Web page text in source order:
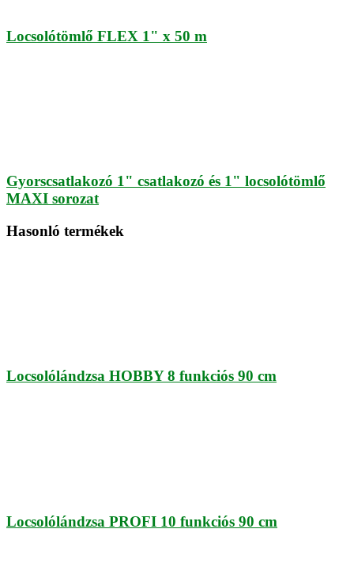
Locsolótömlő FLEX 1" x 50 m
Gyorscsatlakozó 1" csatlakozó és 1" locsolótömlő
MAXI sorozat
Hasonló termékek
Locsolólándzsa HOBBY 8 funkciós 90 cm
Locsolólándzsa PROFI 10 funkciós 90 cm